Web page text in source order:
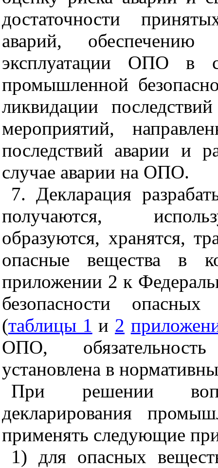
достаточности
аварий, обеспечению
эксплуатации ОПО в
промышленной
ликвидации
мероприятий,
последствий аварии и
случае аварии на ОПО.
7. Декларация
получаются,
образуются, хранятся,
опасные вещества в
приложении 2 к
безопасности опасных
(таблицы 1 и 2
ОПО,
установлена в
При решении
декларирования
применять следующие
1) для опасных